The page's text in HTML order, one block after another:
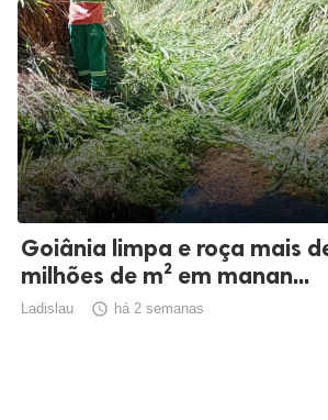
Goiânia limpa e roça mais
milhões de m² em manan...
Ladislau  há 2 semanas